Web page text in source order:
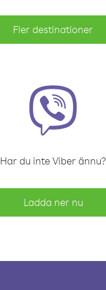
Fler destinationer
Har du inte Viber ännu?
Ladda ner nu